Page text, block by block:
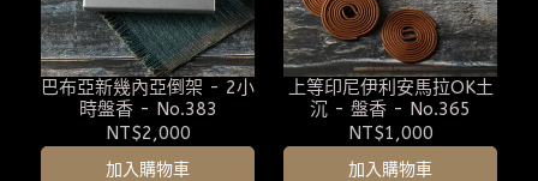
巴布亞新幾內亞倒架 - 2小
時盤香 - No.383
NT$2,000
加入購物車
上等印尼伊利安馬拉OK土
沉 - 盤香 - No.365
NT$1,000
加入購物車